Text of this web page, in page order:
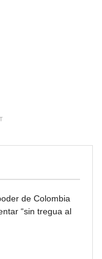
de Colombia
“sin tregua al